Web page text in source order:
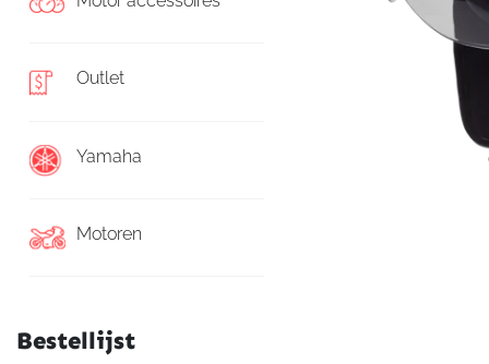
Outlet
Yamaha
Motoren
Bestellijst